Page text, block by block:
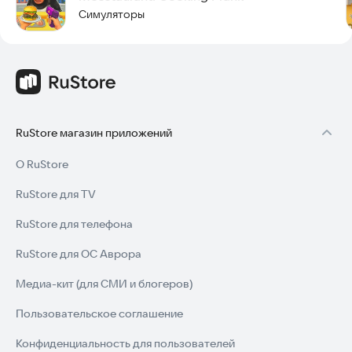
Джентльмен-комик с невероятными трюками.
Скачайте игру прямо сейчас и начните веселиться.
Симуляторы
RuStore магазин приложений
О RuStore
RuStore для TV
RuStore для телефона
RuStore для ОС Аврора
Медиа-кит (для СМИ и блогеров)
Пользовательское соглашение
Конфиденциальность для пользователей